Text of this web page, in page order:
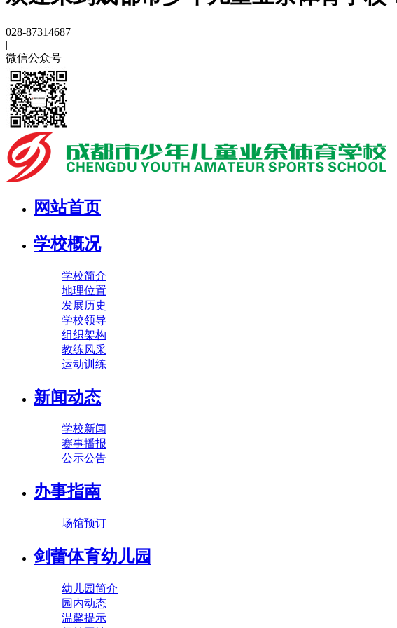
028-87314687
|
微信公众号
网站首页
学校概况
学校简介
地理位置
发展历史
学校领导
组织架构
教练风采
运动训练
新闻动态
学校新闻
赛事播报
公示公告
办事指南
场馆预订
剑蕾体育幼儿园
幼儿园简介
园内动态
温馨提示